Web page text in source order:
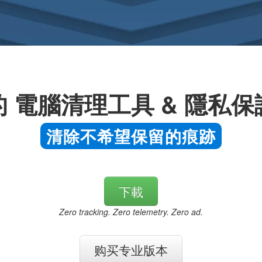
電腦清理工具 & 隱私
清除不希望保留的痕跡
下載
Zero tracking. Zero telemetry. Zero ad.
购买专业版本